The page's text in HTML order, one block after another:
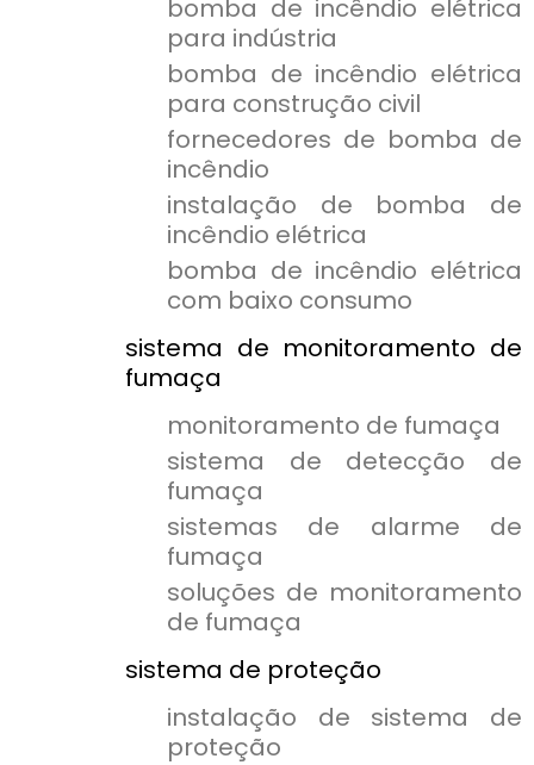
bomba de incêndio elétrica
para indústria
bomba de incêndio elétrica
para construção civil
fornecedores de bomba de
incêndio
instalação de bomba de
incêndio elétrica
bomba de incêndio elétrica
com baixo consumo
sistema de monitoramento de
fumaça
monitoramento de fumaça
sistema de detecção de
fumaça
sistemas de alarme de
fumaça
soluções de monitoramento
de fumaça
sistema de proteção
instalação de sistema de
proteção